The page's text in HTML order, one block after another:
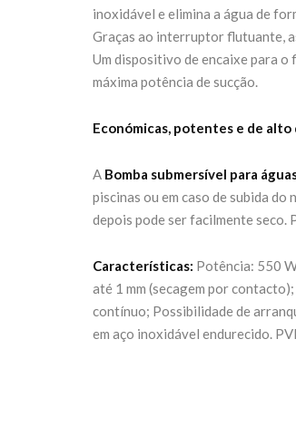
inoxidável e elimina a água de
Graças ao interruptor flutuante,
Um dispositivo de encaixe para
máxima potência de sucção.
Económicas, potentes e de alto
A Bomba submersível para
piscinas ou em caso de subida
depois pode ser facilmente seco.
Características: Potência: 550
até 1 mm (secagem por
contínuo; Possibilidade de
em aço inoxidável endurecido.